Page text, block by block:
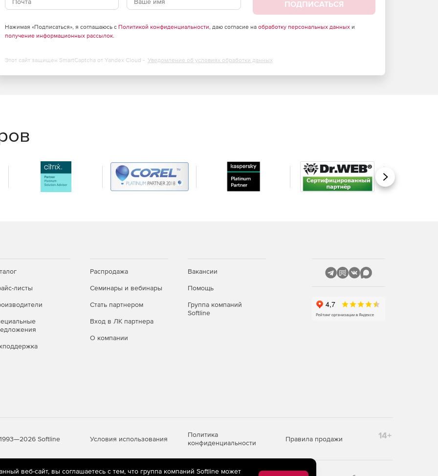
активами
ПОДПИСАТЬСЯ
Нажимая «Подписаться», я соглашаюсь с Политикой конфиденциальности, даю согласие на обработку персональных данныхи
получение информационных рассылок.
Этот сайт защищен SmartCaptcha от Yandex Cloud - Уведомление об условиях обработки данных
Вперед
листы
Распродажа
Семинары и вебинары
Стать партнером
Вход в ЛК партнера
О компании
Вакансии
Помощь
Группа компаний
Softline
Softline Условия использования
Политика
конфиденциальности
Правила продажи 14+
веб-сайт, вы соглашаетесь с тем, что группа компаний Softline может